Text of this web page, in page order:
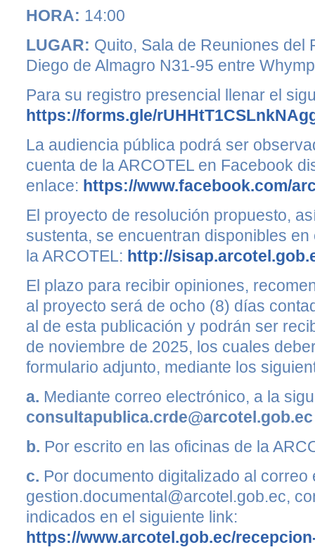
HORA: 14:00
LUGAR: Quito, Sala de Reuniones del
Diego de Almagro N31-95 entre
Para su registro presencial llenar el
https://forms.gle/
La audiencia pública podrá ser
cuenta de la ARCOTEL en Facebook
enlace: https://www.facebook.com/
El proyecto de resolución propuesto,
sustenta, se encuentran disponibles
la ARCOTEL: http://
El plazo para recibir opiniones,
al proyecto será de ocho (8) días
al de esta publicación y podrán ser
de noviembre de 2025, los cuales
formulario adjunto, mediante los
a. Mediante correo electrónico, a la
consultapublica.crde@arcotel.gob.ec
b. Por escrito en las oficinas de la
c. Por documento digitalizado al correo
gestion.documental@arcotel.gob.ec,
indicados en el siguiente link:
https://www.arcotel.gob.ec/